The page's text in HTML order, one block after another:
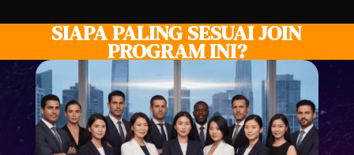
SIAPA PALING SESUAI JOIN
PROGRAM INI?